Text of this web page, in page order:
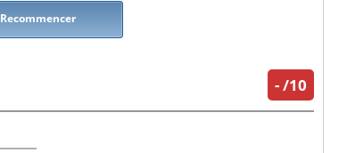
Recommencer
-/10